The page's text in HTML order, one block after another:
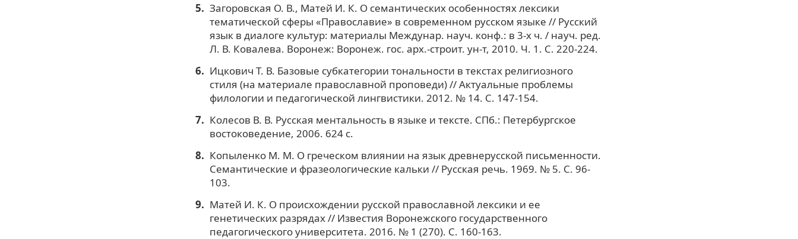
Загоровская О. В., Матей И. К. О семантических особенностях лексики
тематической сферы «Православие» в современном русском языке // Русский
язык в диалоге культур: материалы Междунар. науч. конф.: в 3-х ч. / науч. ред.
Л. В. Ковалева. Воронеж: Воронеж. гос. арх.-строит. ун-т, 2010. Ч. 1. С. 220-224.
Ицкович Т. В. Базовые субкатегории тональности в текстах религиозного
стиля (на материале православной проповеди) // Актуальные проблемы
филологии и педагогической лингвистики. 2012. № 14. С. 147-154.
Колесов В. В. Русская ментальность в языке и тексте. СПб.: Петербургское
востоковедение, 2006. 624 с.
Копыленко М. М. О греческом влиянии на язык древнерусской письменности.
Семантические и фразеологические кальки // Русская речь. 1969. № 5. С. 96-
103.
Матей И. К. О происхождении русской православной лексики и ее
генетических разрядах // Известия Воронежского государственного
педагогического университета. 2016. № 1 (270). С. 160-163.